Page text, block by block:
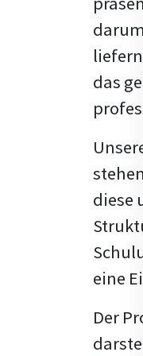
das
diese
eine
Der